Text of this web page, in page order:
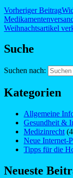
Vorheriger Beitrag
Weihnachtsartikel
Suche
Suchen nach:
Kategorien
Allgemeine
Gesundheit &
Medizinrecht
Neue Internet-
Tipps für die
Neueste